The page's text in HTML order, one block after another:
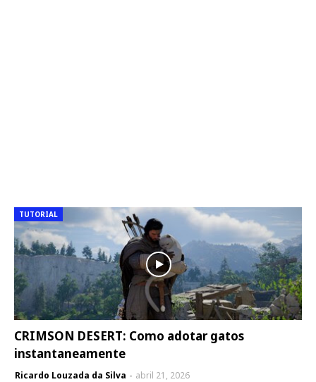
TUTORIAL
CRIMSON DESERT: Como adotar gatos
instantaneamente
Ricardo Louzada da Silva abril 21, 2026